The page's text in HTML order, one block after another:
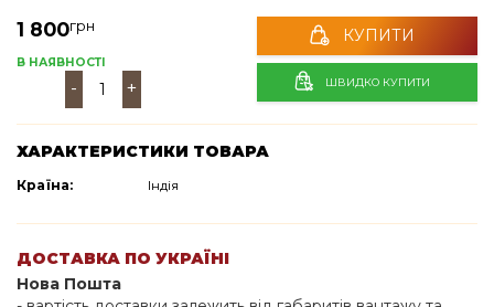
1 800грн
В НАЯВНОСТІ
- +
КУПИТИ
ШВИДКО КУПИТИ
ХАРАКТЕРИСТИКИ ТОВАРА
Країна: Індія
ДОСТАВКА ПО УКРАЇНІ
Нова Пошта